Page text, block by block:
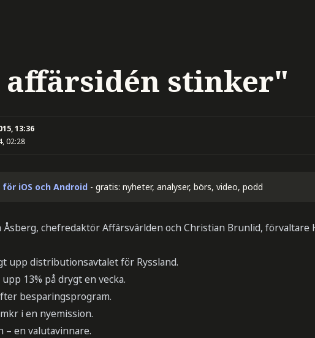
affärsidén stinker"
13:36
02:28
för iOS och Android - gratis: nyheter, analyser, börs, video, podd
Åsberg, chefredaktör Affärsvärlden och Christian Brunlid, förvaltare
upp distributionsavtalet för Ryssland.
13% på drygt en vecka.
besparingsprogram.
i en nyemission.
– en valutavinnare.